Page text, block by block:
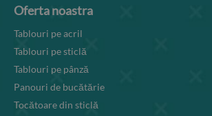
Oferta noastra
Tablouri pe acril
Tablouri pe sticlă
Tablouri pe pânză
Panouri de bucătărie
Tocătoare din sticlă